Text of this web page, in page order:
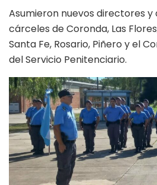
Asumieron nuevos directores
cárceles de Coronda, Las
Santa Fe, Rosario, Piñero y el
del Servicio Penitenciario.